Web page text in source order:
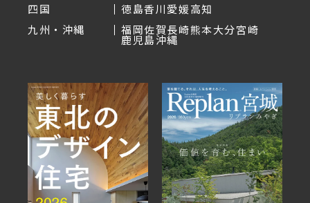
四国
徳島香川愛媛高知
九州・沖縄
福岡佐賀長崎熊本大分宮崎
鹿児島沖縄